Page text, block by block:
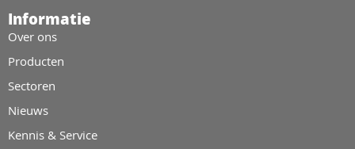
Informatie
Over ons
Producten
Sectoren
Nieuws
Kennis & Service